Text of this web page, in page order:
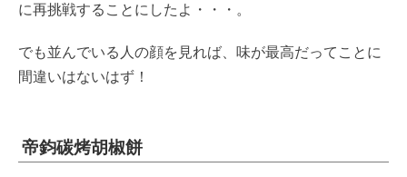
に再挑戦することにしたよ・・・。
でも並んでいる人の顔を見れば、味が最高だってことに
間違いはないはず！
帝鈞碳烤胡椒餅